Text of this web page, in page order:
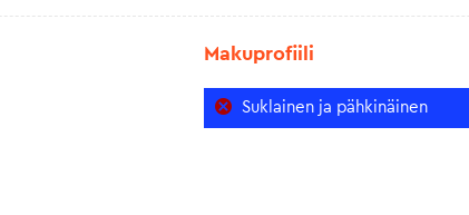
Makuprofiili
Suklainen ja pähkinäinen